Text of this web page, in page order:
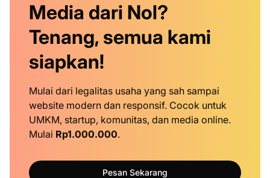
Media dari Nol?
Tenang, semua kami
siapkan!
Mulai dari legalitas usaha yang sah sampai
website modern dan responsif. Cocok untuk
UMKM, startup, komunitas, dan media online.
Mulai Rp1.000.000.
Pesan Sekarang